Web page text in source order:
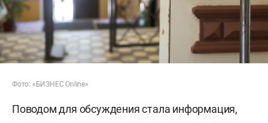
Фото: «БИЗНЕС Online»
Поводом для обсуждения стала информация,